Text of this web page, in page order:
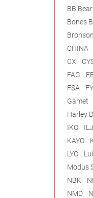
BB
Bones
CHINA
CX
FAG
FSA
Gamet
Harley
IKO
KAYO
LYC
Modus
NBK
NMD